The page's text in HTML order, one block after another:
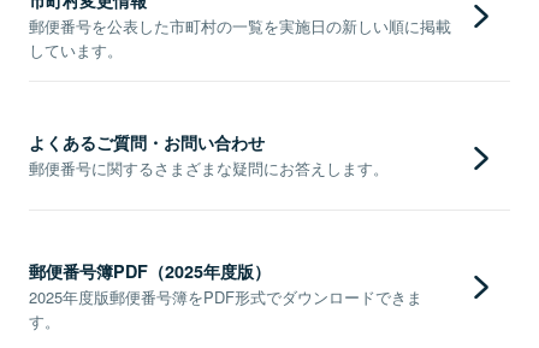
郵便番号を公表した市町村の一覧を実施日の新しい順に掲載
しています。
よくあるご質問・お問い合わせ
郵便番号に関するさまざまな疑問にお答えします。
郵便番号簿PDF（2025年度版）
2025年度版郵便番号簿をPDF形式でダウンロードできま
す。